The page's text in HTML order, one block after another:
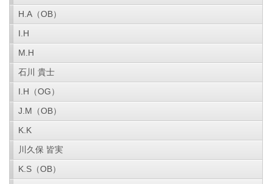
H.A（OB）
I.H
M.H
石川 貴士
I.H（OG）
J.M（OB）
K.K
川久保 皆実
K.S（OB）